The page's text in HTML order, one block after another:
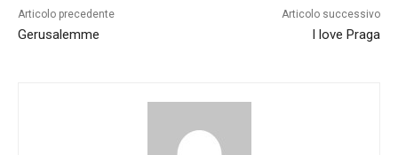
Articolo precedente
Gerusalemme
Articolo successivo
I love Praga